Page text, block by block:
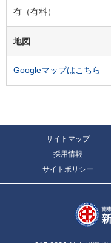
有（有料）
地図
Googleマップはこちら
サイトマップ
採用情報
サイトポリシー